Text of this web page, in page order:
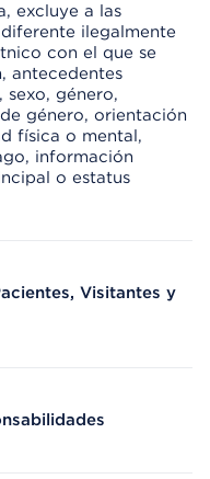
excluye a las
ilegalmente
con el que se
antecedentes
sexo, género,
género, orientación
física o mental,
información
o estatus
Visitantes y